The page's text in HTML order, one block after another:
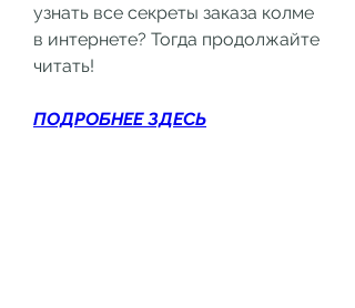
узнать все секреты заказа колме
в интернете? Тогда продолжайте
читать!
ПОДРОБНЕЕ ЗДЕСЬ